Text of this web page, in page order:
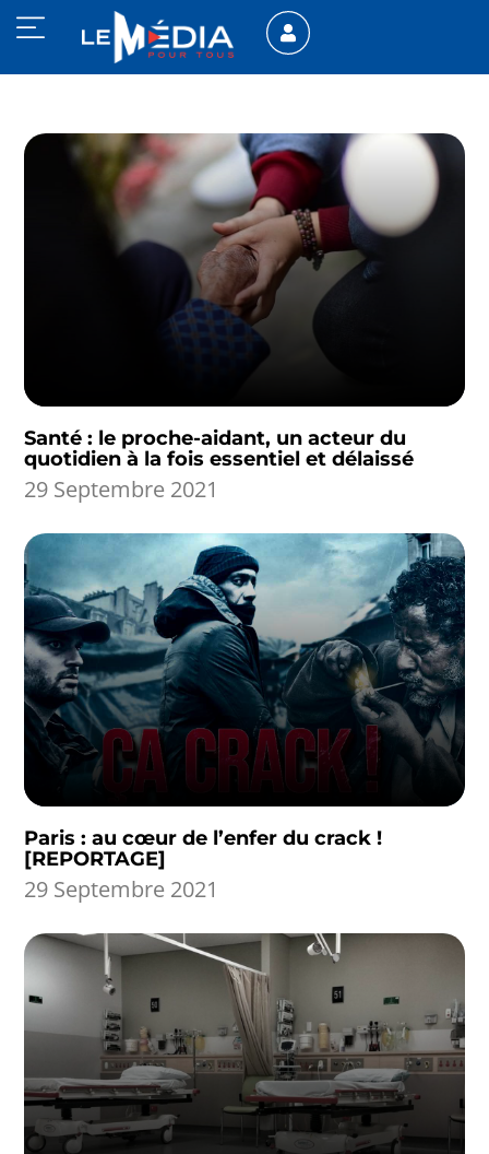
Santé : le proche-aidant, un acteur du
quotidien à la fois essentiel et délaissé
29 Septembre 2021
Paris : au cœur de l’enfer du crack !
[REPORTAGE]
29 Septembre 2021